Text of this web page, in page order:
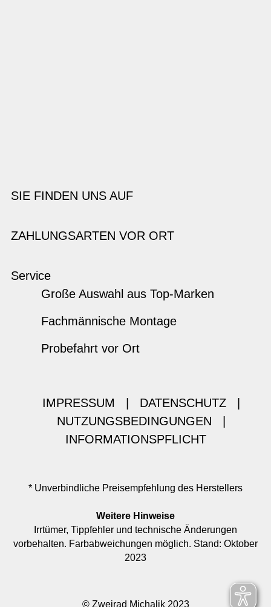
SIE FINDEN UNS AUF
ZAHLUNGSARTEN VOR ORT
Service
Große Auswahl aus Top-Marken
Fachmännische Montage
Probefahrt vor Ort
IMPRESSUM DATENSCHUTZ
NUTZUNGSBEDINGUNGEN
INFORMATIONSPFLICHT
* Unverbindliche Preisempfehlung des Herstellers
Weitere Hinweise
Irrtümer, Tippfehler und technische Änderungen
vorbehalten. Farbabweichungen möglich. Stand: Oktober
2023
© Zweirad Michalik 2023